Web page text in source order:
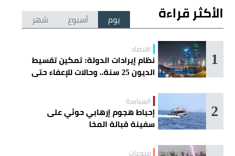
الأكثر قراءة يوم أسبوع شهر
1 اقتصاد
نظام إيرادات الدولة: تمكين تقسيط
الديون 25 سنة.. وحالات للإعفاء حتى
2 السياسة
إحباط هجوم إرهابي حوثي على
سفينة قبالة المخا
منوعات